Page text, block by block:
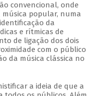
convencional, onde
música popular, numa
da
e rítmicas de
de ligação dos dois
com o público
da música clássica no
a ideia de que a